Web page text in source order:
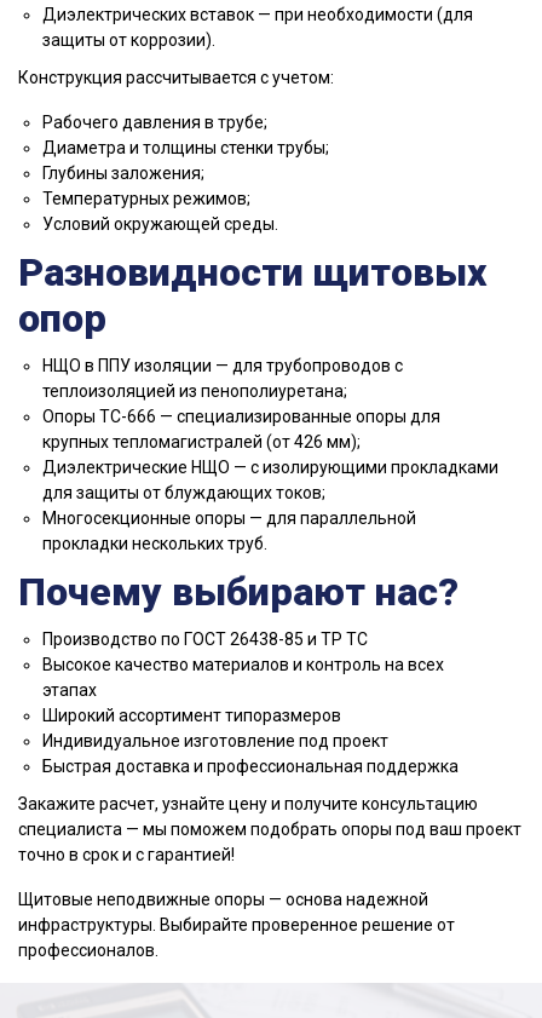
Диэлектрических вставок — при необходимости (для
защиты от коррозии).
Конструкция рассчитывается с учетом:
Рабочего давления в трубе;
Диаметра и толщины стенки трубы;
Глубины заложения;
Температурных режимов;
Условий окружающей среды.
Разновидности щитовых
опор
НЩО в ППУ изоляции — для трубопроводов с
теплоизоляцией из пенополиуретана;
Опоры ТС-666 — специализированные опоры для
крупных тепломагистралей (от 426 мм);
Диэлектрические НЩО — с изолирующими прокладками
для защиты от блуждающих токов;
Многосекционные опоры — для параллельной
прокладки нескольких труб.
Почему выбирают нас?
Производство по ГОСТ 26438-85 и ТР ТС
Высокое качество материалов и контроль на всех
этапах
Широкий ассортимент типоразмеров
Индивидуальное изготовление под проект
Быстрая доставка и профессиональная поддержка
Закажите расчет, узнайте цену и получите консультацию
специалиста — мы поможем подобрать опоры под ваш проект
точно в срок и с гарантией!
Щитовые неподвижные опоры — основа надежной
инфраструктуры. Выбирайте проверенное решение от
профессионалов.